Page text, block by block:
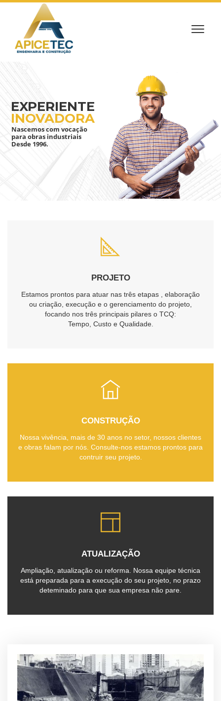
EXPERIENTE
INOVADORA
Nascemos com vocação
para obras industriais
Desde 1996.
PROJETO
Estamos prontos para atuar nas três etapas , elaboração
ou criação, execução e o gerenciamento do projeto,
focando nos três principais pilares o TCQ:
Tempo, Custo e Qualidade.
CONSTRUÇÃO
Nossa vivência, mais de 30 anos no setor, nossos clientes
e obras falam por nós. Consulte-nos estamos prontos para
contruir seu projeto.
ATUALIZAÇÃO
Ampliação, atualização ou reforma. Nossa equipe técnica
está preparada para a execução do seu projeto, no prazo
deteminado para que sua empresa não pare.